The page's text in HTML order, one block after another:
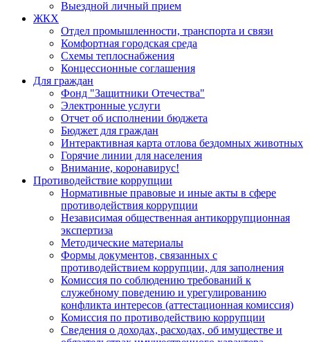
Выездной личный прием
ЖКХ
Отдел промышленности, транспорта и связи
Комфортная городская среда
Схемы теплоснабжения
Концессионные соглашения
Для граждан
Фонд "Защитники Отечества"
Электронные услуги
Отчет об исполнении бюджета
Бюджет для граждан
Интерактивная карта отлова бездомных животных
Горячие линии для населения
Внимание, коронавирус!
Противодействие коррупции
Нормативные правовые и иные акты в сфере
противодействия коррупции
Независимая общественная антикоррупционная
экспертиза
Методические материалы
Формы документов, связанных с
противодействием коррупции, для заполнения
Комиссия по соблюдению требований к
служебному поведению и урегулированию
конфликта интересов (аттестационная комиссия)
Комиссия по противодействию коррупции
Сведения о доходах, расходах, об имуществе и